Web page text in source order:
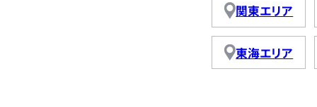
関東エリア
東海エリア